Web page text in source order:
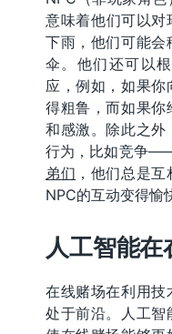
意味着他们可以
下雨，他们可能会
伞。他们还可以
应，例如，如果
得粗鲁，而如果你
和感激。除此之外
行为，比如竞争
弟们 ，他们总是
NPC的互动变得愉
人工智能在
在线赌场在利用技
处于前沿。人工智